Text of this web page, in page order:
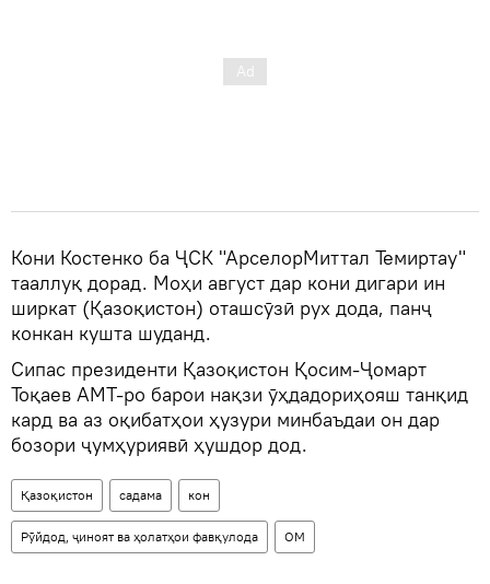
Кони Костенко ба ҶСК "АрселорМиттал Темиртау"
тааллуқ дорад. Моҳи август дар кони дигари ин
ширкат (Қазоқистон) оташсӯзӣ рух дода, панҷ
конкан кушта шуданд.
Сипас президенти Қазоқистон Қосим-Ҷомарт
Тоқаев АМТ-ро барои нақзи ӯҳдадориҳояш танқид
кард ва аз оқибатҳои ҳузури минбаъдаи он дар
бозори ҷумҳуриявӣ ҳушдор дод.
Қазоқистон садама кон
Рӯйдод, ҷиноят ва ҳолатҳои фавқулода ОМ